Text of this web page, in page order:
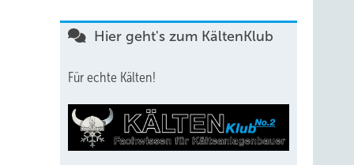
Hier geht's zum KältenKlub
Für echte Kälten!